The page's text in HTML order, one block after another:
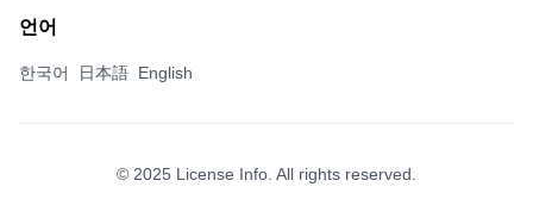
언어
한국어 日本語 English
© 2025 License Info. All rights reserved.